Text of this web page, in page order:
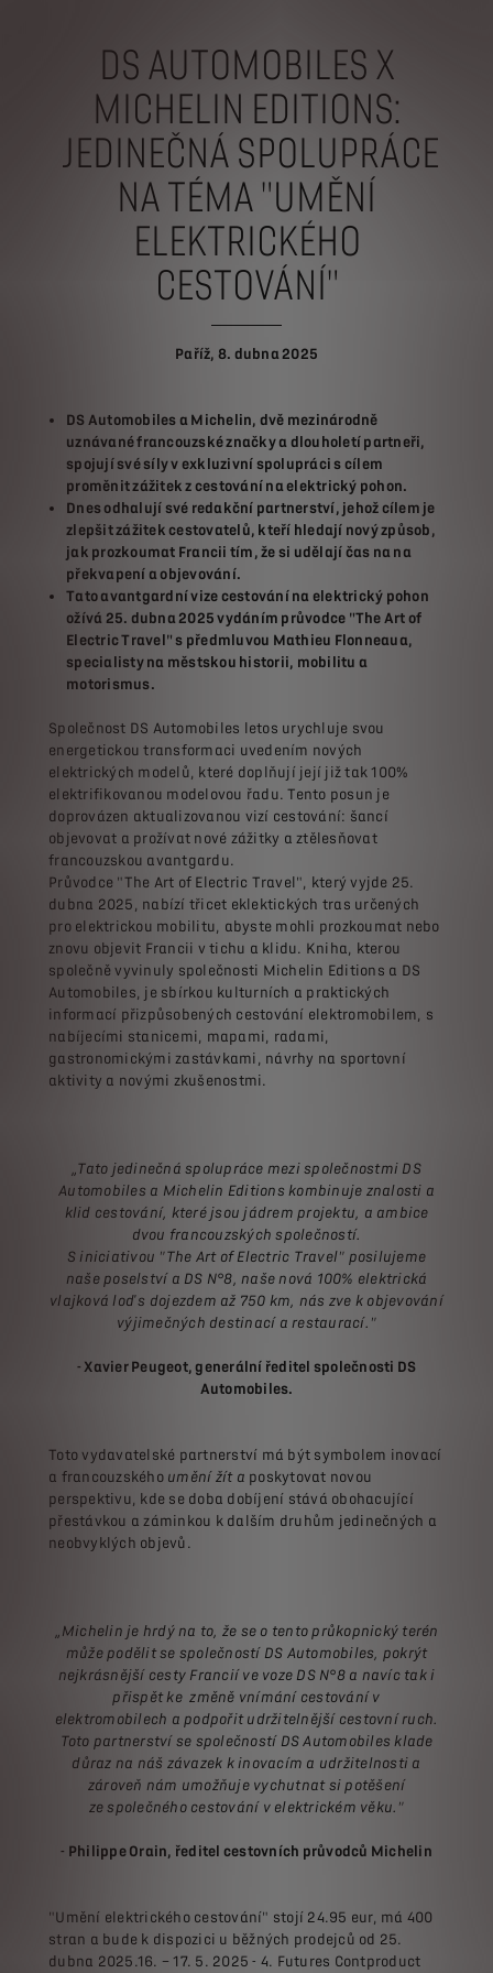
DS AUTOMOBILES X
MICHELIN EDITIONS:
JEDINEČNÁ SPOLUPRÁCE
NA TÉMA "UMĚNÍ
ELEKTRICKÉHO
CESTOVÁNÍ"
Paříž, 8. dubna 2025
DS Automobiles a Michelin, dvě mezinárodně
uznávané francouzské značky a dlouholetí partneři,
spojují své síly v exkluzivní spolupráci s cílem
proměnit zážitek z cestování na elektrický pohon.
Dnes odhalují své redakční partnerství, jehož cílem je
zlepšit zážitek cestovatelů, kteří hledají nový způsob,
jak prozkoumat Francii tím, že si udělají čas na na
překvapení a objevování.
Tato avantgardní vize cestování na elektrický pohon
ožívá 25. dubna 2025 vydáním průvodce "The Art of
Electric Travel" s předmluvou Mathieu Flonneaua,
specialisty na městskou historii, mobilitu a
motorismus.
Společnost DS Automobiles letos urychluje svou
energetickou transformaci uvedením nových
elektrických modelů, které doplňují její již tak 100%
elektrifikovanou modelovou řadu. Tento posun je
doprovázen aktualizovanou vizí cestování: šancí
objevovat a prožívat nové zážitky a ztělesňovat
francouzskou avantgardu.
Průvodce "The Art of Electric Travel", který vyjde 25.
dubna 2025, nabízí třicet eklektických tras určených
pro elektrickou mobilitu, abyste mohli prozkoumat nebo
znovu objevit Francii v tichu a klidu. Kniha, kterou
společně vyvinuly společnosti Michelin Editions a DS
Automobiles, je sbírkou kulturních a praktických
informací přizpůsobených cestování elektromobilem, s
nabíjecími stanicemi, mapami, radami,
gastronomickými zastávkami, návrhy na sportovní
aktivity a novými zkušenostmi.
„Tato jedinečná spolupráce mezi společnostmi DS
Automobiles a Michelin Editions kombinuje znalosti a
klid cestování, které jsou jádrem projektu, a ambice
dvou francouzských společností.
S iniciativou "The Art of Electric Travel" posilujeme
naše poselství a DS N°8, naše nová 100% elektrická
vlajková loď s dojezdem až 750 km, nás zve k objevování
výjimečných destinací a restaurací."
- Xavier Peugeot, generální ředitel společnosti DS
Automobiles.
Toto vydavatelské partnerství má být symbolem inovací
a francouzského umění žít a poskytovat novou
perspektivu, kde se doba dobíjení stává obohacující
přestávkou a záminkou k dalším druhům jedinečných a
neobvyklých objevů.
„Michelin je hrdý na to, že se o tento průkopnický terén
může podělit se společností DS Automobiles, pokrýt
nejkrásnější cesty Francií ve voze DS N°8 a navíc tak i
přispět ke změně vnímání cestování v
elektromobilech a podpořit udržitelnější cestovní ruch.
Toto partnerství se společností DS Automobiles klade
důraz na náš závazek k inovacím a udržitelnosti a
zároveň nám umožňuje vychutnat si potěšení
zespolečného cestování v elektrickém věku."
- Philippe Orain, ředitel cestovních průvodců Michelin
"Umění elektrického cestování" stojí 24.95 eur, má 400
stran a bude k dispozici u běžných prodejců od 25.
dubna 2025.16. – 17. 5. 2025 - 4. Futures Contproduct